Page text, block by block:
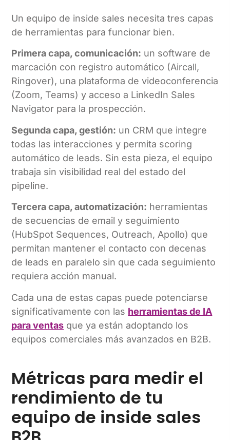
Un equipo de inside sales necesita tres capas
de herramientas para funcionar bien.
Primera capa, comunicación: un software de
marcación con registro automático (Aircall,
Ringover), una plataforma de videoconferencia
(Zoom, Teams) y acceso a LinkedIn Sales
Navigator para la prospección.
Segunda capa, gestión: un CRM que integre
todas las interacciones y permita scoring
automático de leads. Sin esta pieza, el equipo
trabaja sin visibilidad real del estado del
pipeline.
Tercera capa, automatización: herramientas
de secuencias de email y seguimiento
(HubSpot Sequences, Outreach, Apollo) que
permitan mantener el contacto con decenas
de leads en paralelo sin que cada seguimiento
requiera acción manual.
Cada una de estas capas puede potenciarse
significativamente con las herramientas de IA
para ventas que ya están adoptando los
equipos comerciales más avanzados en B2B.
Métricas para medir el
rendimiento de tu
equipo de inside sales